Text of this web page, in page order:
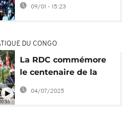
"Lumumba Vea"
09/01 - 15:23
DU CONGO
La RDC commémore
le centenaire de la
naissance de Patrice
Lumumba
04/07/2025